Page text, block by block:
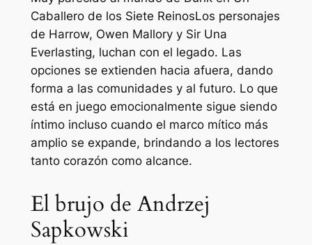
Caballero de los Siete ReinosLos personajes
de Harrow, Owen Mallory y Sir Una
Everlasting, luchan con el legado. Las
opciones se extienden hacia afuera, dando
forma a las comunidades y al futuro. Lo que
está en juego emocionalmente sigue siendo
íntimo incluso cuando el marco mítico más
amplio se expande, brindando a los lectores
tanto corazón como alcance.
El brujo de Andrzej
Sapkowski